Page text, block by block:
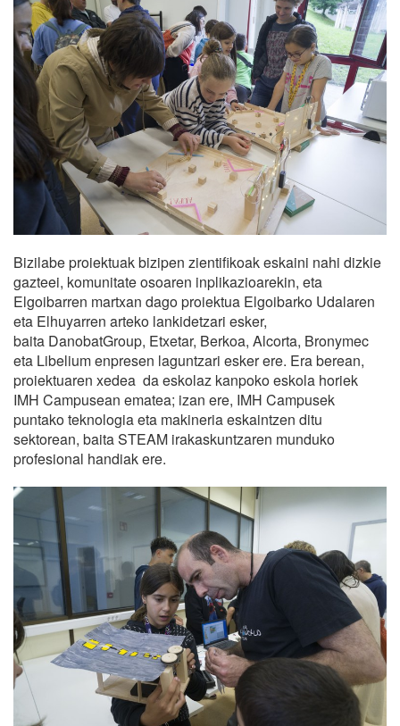
Bizilabe proiektuak bizipen zientifikoak eskaini nahi dizkie
gazteei, komunitate osoaren inplikazioarekin, eta
Elgoibarren martxan dago proiektua Elgoibarko Udalaren
eta Elhuyarren arteko lankidetzari esker,
baita DanobatGroup, Etxetar, Berkoa, Alcorta, Bronymec
eta Libelium enpresen laguntzari esker ere. Era berean,
proiektuaren xedea da eskolaz kanpoko eskola horiek
IMH Campusean ematea; izan ere, IMH Campusek
puntako teknologia eta makineria eskaintzen ditu
sektorean, baita STEAM irakaskuntzaren munduko
profesional handiak ere.